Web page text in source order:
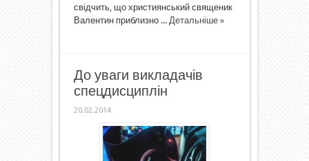
свідчить, що християнський священик
Валентин приблизно ... Детальніше »
До уваги викладачів
спецдисциплін
20.02.2014